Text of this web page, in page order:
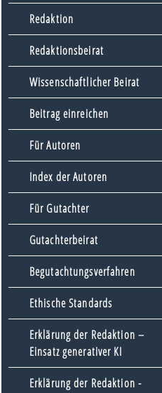
Redaktion
Redaktionsbeirat
Wissenschaftlicher Beirat
Beitrag einreichen
Für Autoren
Index der Autoren
Für Gutachter
Gutachterbeirat
Begutachtungsverfahren
Ethische Standards
Erklärung der Redaktion –
Einsatz generativer KI
Erklärung der Redaktion -